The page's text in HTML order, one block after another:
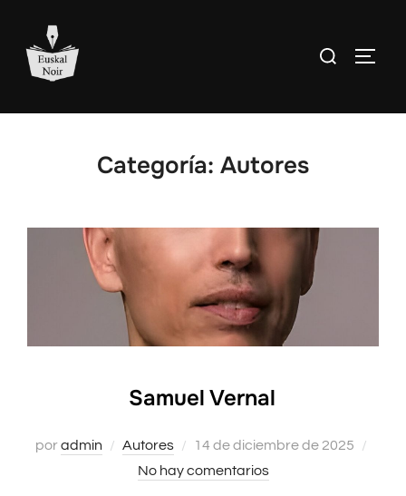
contenido
Buscar:
Categoría: Autores
Samuel Vernal
poradmin Autores
Publicado
el
14 de diciembre de 2025
No hay comentarios